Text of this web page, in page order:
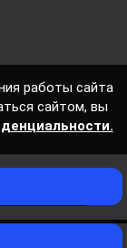
работы сайта
сайтом, вы